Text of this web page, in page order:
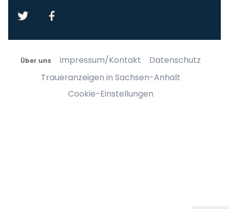
Über uns Impressum/Kontakt
Datenschutz
Traueranzeigen in Sachsen-Anhalt
Cookie-Einstellungen